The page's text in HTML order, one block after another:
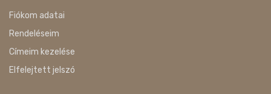
Fiókom adatai
Rendeléseim
Címeim kezelése
Elfelejtett jelszó